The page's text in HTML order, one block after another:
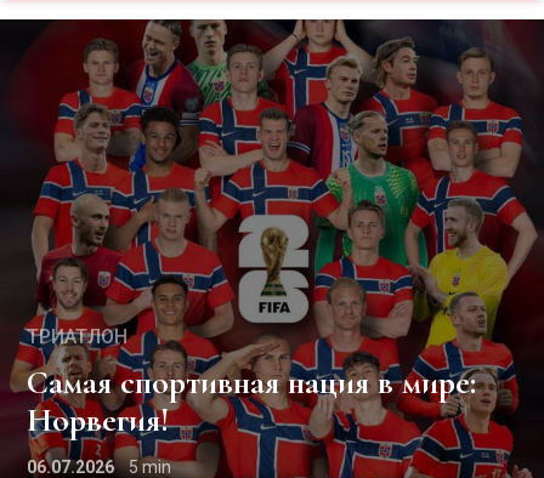
ТРИАТЛОН
Самая спортивная нация в мире:
Норвегия!
06.07.2026 5